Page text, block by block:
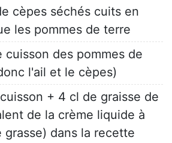
cèpes séchés cuits en
les pommes de terre
cuisson des pommes de
l'ail et le cèpes)
+ 4 cl de graisse de
de la crème liquide à
grasse) dans la recette